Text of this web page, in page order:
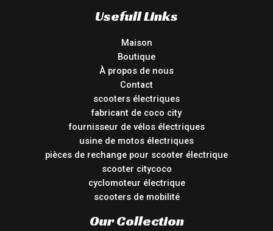
Usefull Links
Maison
Boutique
À propos de nous
Contact
scooters électriques
fabricant de coco city
fournisseur de vélos électriques
usine de motos électriques
pièces de rechange pour scooter électrique
scooter citycoco
cyclomoteur électrique
scooters de mobilité
Our Collection